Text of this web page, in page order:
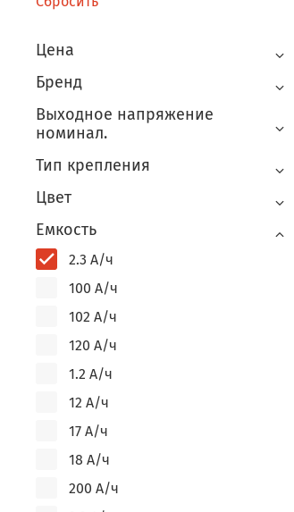
Цена
Бренд
Выходное напряжение
номинал.
Тип крепления
Цвет
Емкость
2.3 А/ч
100 А/ч
102 А/ч
120 А/ч
1.2 А/ч
12 А/ч
17 А/ч
18 А/ч
200 А/ч